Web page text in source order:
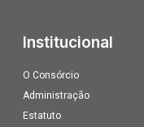
Institucional
O Consórcio
Administração
Estatuto